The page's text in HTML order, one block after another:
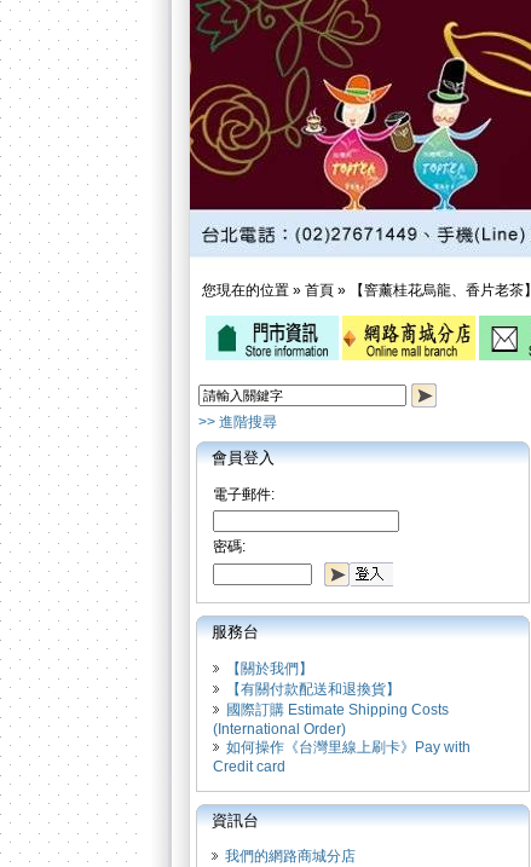
您現在的位置 » 首頁 » 【窨薰桂花烏龍、香片老茶】
>> 進階搜尋
會員登入
電子郵件:
密碼:
服務台
【關於我們】
【有關付款配送和退換貨】
國際訂購 Estimate Shipping Costs
(International Order)
如何操作《台灣里線上刷卡》Pay with
Credit card
資訊台
我們的網路商城分店